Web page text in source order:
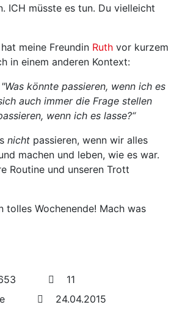
ICH müsste es tun. Du vielleicht
meine Freundin Ruth vor kurzem
in einem anderen Kontext:
könnte passieren, wenn ich es
auch immer die Frage stellen
wenn ich es lasse?“
nicht passieren, wenn wir alles
machen und leben, wie es war.
Routine und unseren Trott
tolles Wochenende! Mach was
11
24.04.2015